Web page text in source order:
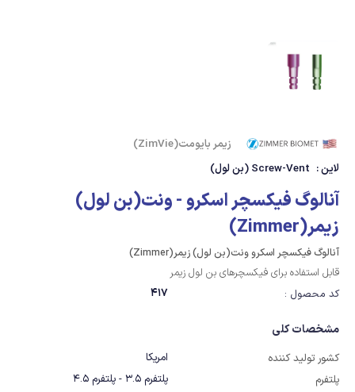
زیمر بایومت(ZimVie)
لاین : Screw-Vent (بن لول)
آنالوگ فیکسچر اسکرو - ونت(بن لول)
زیمر(Zimmer)
آنالوگ فیکسچر اسکرو ونت(بن لول) زیمر(Zimmer)
قابل استفاده برای فیکسچرهای بن لول زیمر
کد محصول :
417
مشخصات کلی
کشور تولید کننده
امریکا
پلتفرم
پلتفرم 3.5 - پلتفرم 4.5